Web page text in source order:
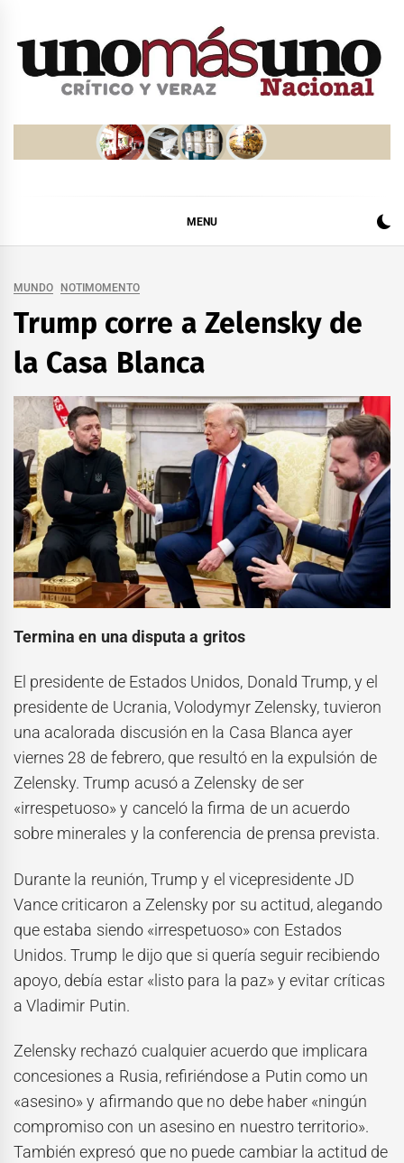
MENU
MUNDO NOTIMOMENTO
Trump corre a Zelensky de
la Casa Blanca
Termina en una disputa a gritos
El presidente de Estados Unidos, Donald Trump, y el
presidente de Ucrania, Volodymyr Zelensky, tuvieron
una acalorada discusión en la Casa Blanca ayer
viernes 28 de febrero, que resultó en la expulsión de
Zelensky. Trump acusó a Zelensky de ser
«irrespetuoso» y canceló la firma de un acuerdo
sobre minerales y la conferencia de prensa prevista.
Durante la reunión, Trump y el vicepresidente JD
Vance criticaron a Zelensky por su actitud, alegando
que estaba siendo «irrespetuoso» con Estados
Unidos. Trump le dijo que si quería seguir recibiendo
apoyo, debía estar «listo para la paz» y evitar críticas
a Vladimir Putin.
Zelensky rechazó cualquier acuerdo que implicara
concesiones a Rusia, refiriéndose a Putin como un
«asesino» y afirmando que no debe haber «ningún
compromiso con un asesino en nuestro territorio».
También expresó que no puede cambiar la actitud de